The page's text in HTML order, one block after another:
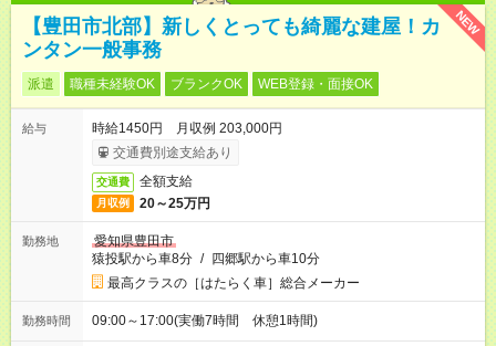
NEW
【豊田市北部】新しくとっても綺麗な建屋！カ
ンタン一般事務
派遣 職種未経験OK ブランクOK WEB登録・面接OK
給与
時給1450円 月収例 203,000円
交通費別途支給あり
交通費 全額支給
月収例 20～25万円
勤務地
愛知県豊田市
猿投駅から車8分 / 四郷駅から車10分
最高クラスの［はたらく車］総合メーカー
勤務時間 09:00～17:00(実働7時間 休憩1時間)